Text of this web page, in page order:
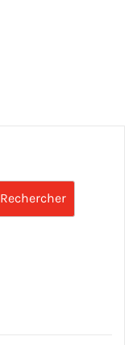
Rechercher